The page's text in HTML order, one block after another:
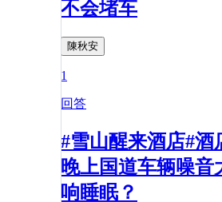
不会堵车
陳秋安
1
回答
#雪山醒来酒店#酒
晚上国道车辆噪
响睡眠？